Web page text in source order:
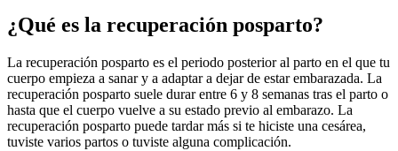
¿Qué es la recuperación posparto?
La recuperación posparto es el periodo posterior al parto en el que tu
cuerpo empieza a sanar y a adaptar a dejar de estar embarazada. La
recuperación posparto suele durar entre 6 y 8 semanas tras el parto o
hasta que el cuerpo vuelve a su estado previo al embarazo. La
recuperación posparto puede tardar más si te hiciste una cesárea,
tuviste varios partos o tuviste alguna complicación.